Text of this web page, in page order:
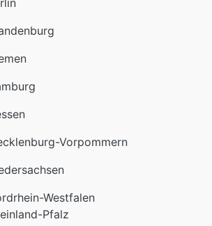
Vorpommern
Westfalen
Pfalz